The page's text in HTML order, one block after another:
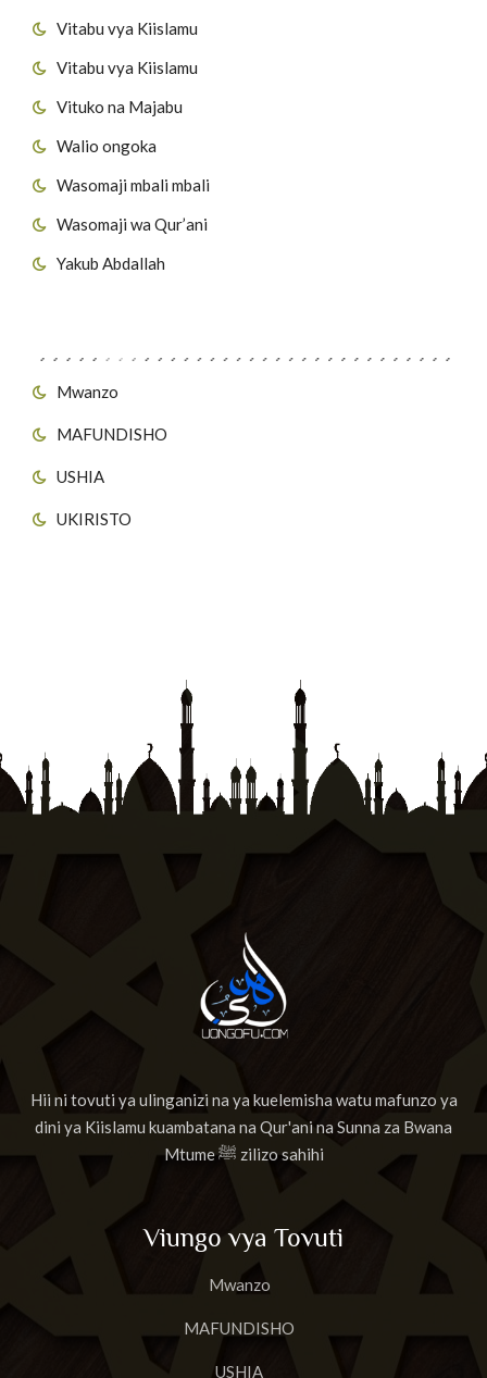
Vitabu vya Kiislamu
Vitabu vya Kiislamu
Vituko na Majabu
Walio ongoka
Wasomaji mbali mbali
Wasomaji wa Qur’ani
Yakub Abdallah
Mwanzo
MAFUNDISHO
USHIA
UKIRISTO
Hii ni tovuti ya ulinganizi na ya kuelemisha watu mafunzo ya
dini ya Kiislamu kuambatana na Qur'ani na Sunna za Bwana
Mtume ﷺ zilizo sahihi
Viungo vya Tovuti
Mwanzo
MAFUNDISHO
USHIA